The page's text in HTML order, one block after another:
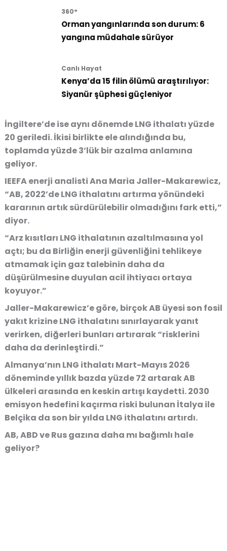
360°
Orman yangınlarında son durum: 6
yangına müdahale sürüyor
Canlı Hayat
Kenya’da 15 filin ölümü araştırılıyor:
Siyanür şüphesi güçleniyor
İngiltere’de ise aynı dönemde LNG ithalatı yüzde
20 geriledi. İkisi birlikte ele alındığında bu,
toplamda yüzde 3’lük bir azalma anlamına
geliyor.
IEEFA enerji analisti Ana Maria Jaller-Makarewicz,
“AB, 2022’de LNG ithalatını artırma yönündeki
kararının artık sürdürülebilir olmadığını fark etti,”
diyor.
“Arz kısıtları LNG ithalatının azaltılmasına yol
açtı; bu da Birliğin enerji güvenliğini tehlikeye
atmamak için gaz talebinin daha da
düşürülmesine duyulan acil ihtiyacı ortaya
koyuyor.”
Jaller-Makarewicz’e göre, birçok AB üyesi son fosil
yakıt krizine LNG ithalatını sınırlayarak yanıt
verirken, diğerleri bunları artırarak “risklerini
daha da derinleştirdi.”
Almanya’nın LNG ithalatı Mart-Mayıs 2026
döneminde yıllık bazda yüzde 72 artarak AB
ülkeleri arasında en keskin artışı kaydetti. 2030
emisyon hedefini kaçırma riski bulunan İtalya ile
Belçika da son bir yılda LNG ithalatını artırdı.
AB, ABD ve Rus gazına daha mı bağımlı hale
geliyor?